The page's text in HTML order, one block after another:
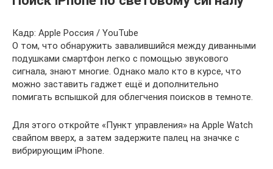
Кадр: Apple Россия / YouTube
О том, что обнаружить завалившийся между диванными
подушками смартфон легко с помощью звукового
сигнала, знают многие. Однако мало кто в курсе, что
можно заставить гаджет ещё и дополнительно
помигать вспышкой для облегчения поисков в темноте.
Для этого откройте «Пункт управления» на Apple Watch
свайпом вверх, а затем задержите палец на значке с
вибрирующим iPhone.